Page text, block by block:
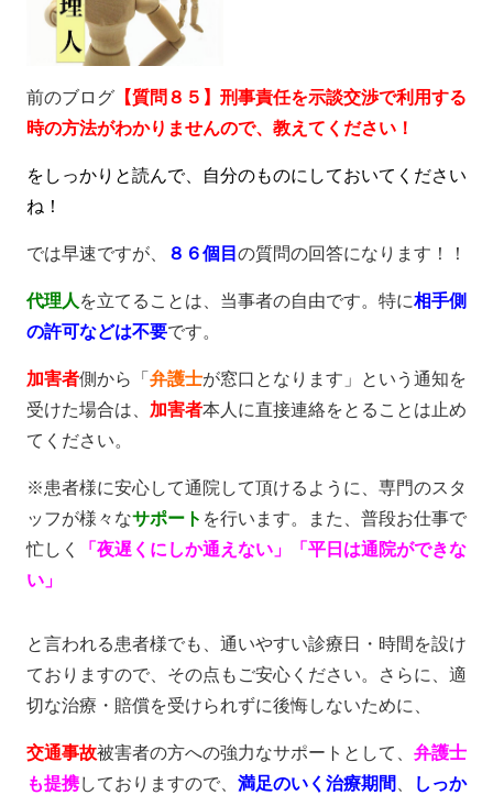
前のブログ【質問８５】刑事責任を示談交渉で利用する
時の方法がわかりませんので、教えてください！
をしっかりと読んで、自分のものにしておいてください
ね！
では早速ですが、 ８６個目 の質問の回答になります！！
代理人 を立てることは、当事者の自由です。特に相手側
の許可などは不要です。
加害者側から「 弁護士が窓口となります」という通知を
受けた場合は、 加害者本人に直接連絡をとることは止め
てください。
※患者様に安心して通院して頂けるように、専門のスタ
ッフが様々なサポート を行います。また、普段お仕事で
忙しく
「夜遅くにしか通えない」
「平日は通院ができな
い」
と言われる患者様でも、通いやすい診療日・時間を設け
ておりますので、その点もご安心ください。さらに、適
切な治療・賠償を受けられずに後悔しないために、
交通事故被害者の方への強力なサポートとして、 弁護士
も提携しておりますので、 満足のいく治療期間
しっか